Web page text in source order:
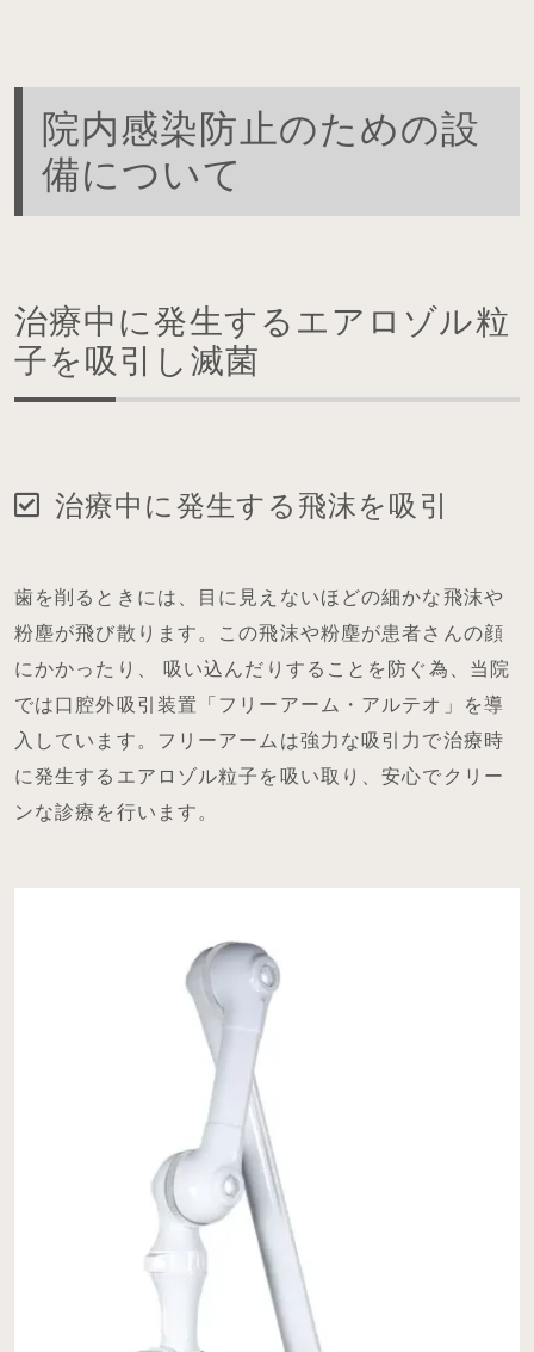
院内感染防止のための設
備について
治療中に発生するエアロゾル粒
子を吸引し滅菌
治療中に発生する飛沫を吸引
歯を削るときには、目に見えないほどの細かな飛沫や
粉塵が飛び散ります。この飛沫や粉塵が患者さんの顔
にかかったり、 吸い込んだりすることを防ぐ為、当院
では口腔外吸引装置「フリーアーム・アルテオ」を導
入しています。フリーアームは強力な吸引力で治療時
に発生するエアロゾル粒子を吸い取り、安心でクリー
ンな診療を行います。